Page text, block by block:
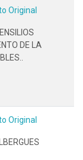
Original
DE LA
Original